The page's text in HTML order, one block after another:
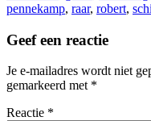
pennekamp, raar, robert,
Geef een reactie
Je e-mailadres wordt niet
gemarkeerd met *
Reactie *